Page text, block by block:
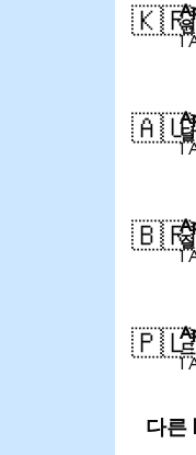
🇰🇷
1
🇦🇺
1
🇧🇷
1
🇵🇱
1
다른